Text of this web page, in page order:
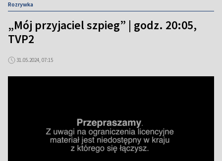
Rozrywka
„Mój przyjaciel szpieg” | godz. 20:05,
TVP2
31.05.2024, 07:15